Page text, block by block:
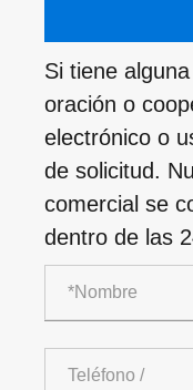
Si tiene
oración o
electrónico o
de solicitud.
comercial se
dentro de las